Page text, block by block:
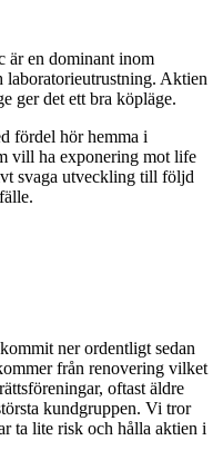
är en dominant inom
laboratorieutrustning. Aktien
ger det ett bra köpläge.
fördel hör hemma i
vill ha exponering mot life
svaga utveckling till följd
ner ordentligt sedan
från renovering vilket
oftast äldre
kundgruppen. Vi tror
ta lite risk och hålla aktien i